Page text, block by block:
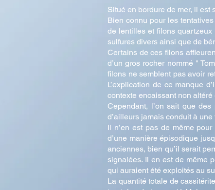
Situé en bordure de mer, il est
Bien connu pour les
de lentilles et filons quartzeux
sulfures divers ainsi que de
Certains de ces filons
d’un gros rocher nommé "
filons ne semblent pas avoir
L’explication de ce manque
contexte encaissant non
Cependant, l’on sait que
d’ailleurs jamais conduit à
Il n’en est pas de même
d’une manière épisodique
anciennes, bien qu’il serait
signalées. Il en est de même
qui auraient été exploités au
La quantité totale de